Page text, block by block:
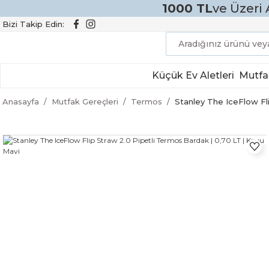
1000 TLve Üzeri
Bizi Takip Edin:
Küçük Ev Aletleri
Anasayfa Mutfak Gereçleri Termos Stanley The IceFlow